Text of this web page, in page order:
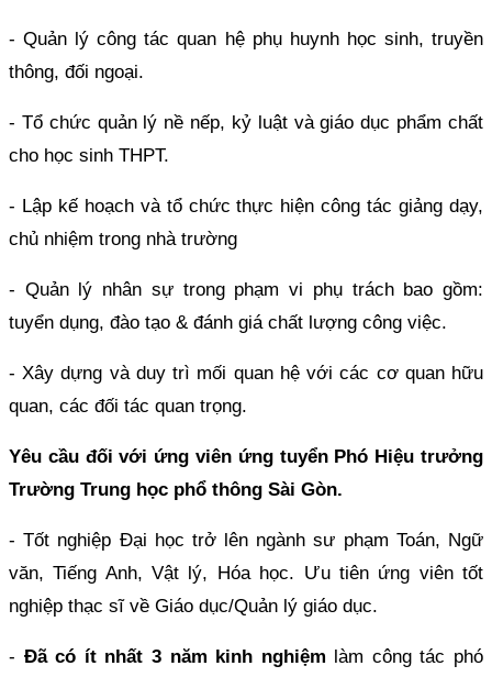
- Quản lý công tác quan hệ phụ huynh học sinh, truyền
thông, đối ngoại.
- Tổ chức quản lý nề nếp, kỷ luật và giáo dục phẩm chất
cho học sinh THPT.
- Lập kế hoạch và tổ chức thực hiện công tác giảng dạy,
chủ nhiệm trong nhà trường
- Quản lý nhân sự trong phạm vi phụ trách bao gồm:
tuyển dụng, đào tạo & đánh giá chất lượng công việc.
- Xây dựng và duy trì mối quan hệ với các cơ quan hữu
quan, các đối tác quan trọng.
Yêu cầu đối với ứng viên ứng tuyển Phó Hiệu trưởng
Trường Trung học phổ thông Sài Gòn.
- Tốt nghiệp Đại học trở lên ngành sư phạm Toán, Ngữ
văn, Tiếng Anh, Vật lý, Hóa học. Ưu tiên ứng viên tốt
nghiệp thạc sĩ về Giáo dục/Quản lý giáo dục.
- Đã có ít nhất 3 năm kinh nghiệm làm công tác phó